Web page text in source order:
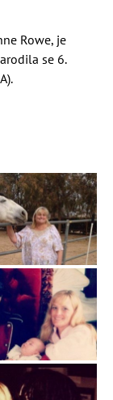
Rowe, je
se 6.
polovině
kožní
dermatologická
druhými
a babičkou.
roce 1982.
judaismu